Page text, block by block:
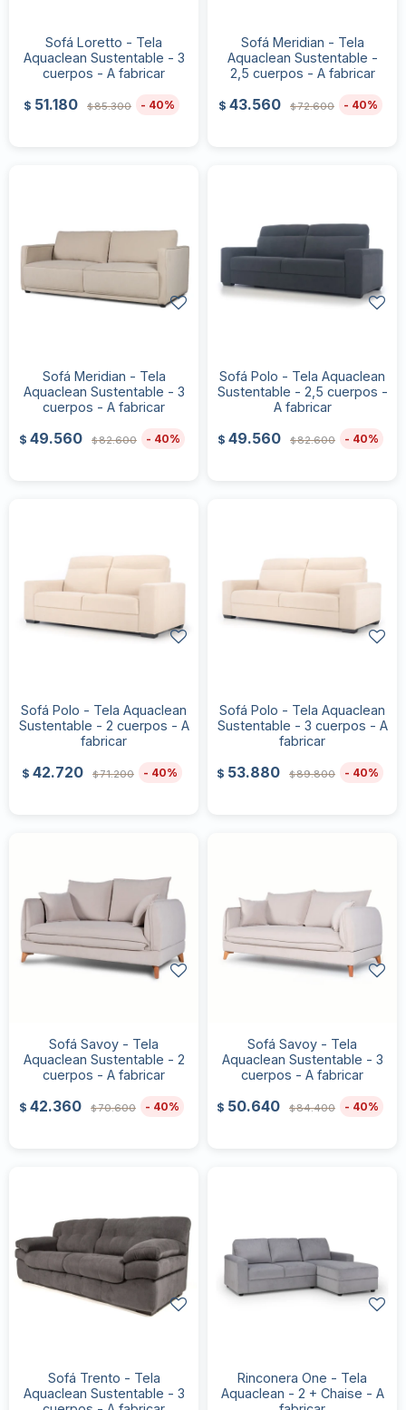
Sofá Loretto - Tela
Aquaclean Sustentable - 3
cuerpos - A fabricar
$ 51.180 $85.300 40
Sofá Meridian - Tela
Aquaclean Sustentable -
2,5 cuerpos - A fabricar
$ 43.560 $72.600 40
Sofá Meridian - Tela
Aquaclean Sustentable - 3
cuerpos - A fabricar
$ 49.560 $82.600 40
Sofá Polo - Tela Aquaclean
Sustentable - 2,5 cuerpos -
A fabricar
$ 49.560 $82.600 40
Sofá Polo - Tela Aquaclean
Sustentable - 2 cuerpos - A
fabricar
$ 42.720 $71.200 40
Sofá Polo - Tela Aquaclean
Sustentable - 3 cuerpos - A
fabricar
$ 53.880 $89.800 40
Sofá Savoy - Tela
Aquaclean Sustentable - 2
cuerpos - A fabricar
$ 42.360 $70.600 40
Sofá Savoy - Tela
Aquaclean Sustentable - 3
cuerpos - A fabricar
$ 50.640 $84.400 40
Sofá Trento - Tela
Aquaclean Sustentable - 3
Rinconera One - Tela
Aquaclean - 2 + Chaise - A